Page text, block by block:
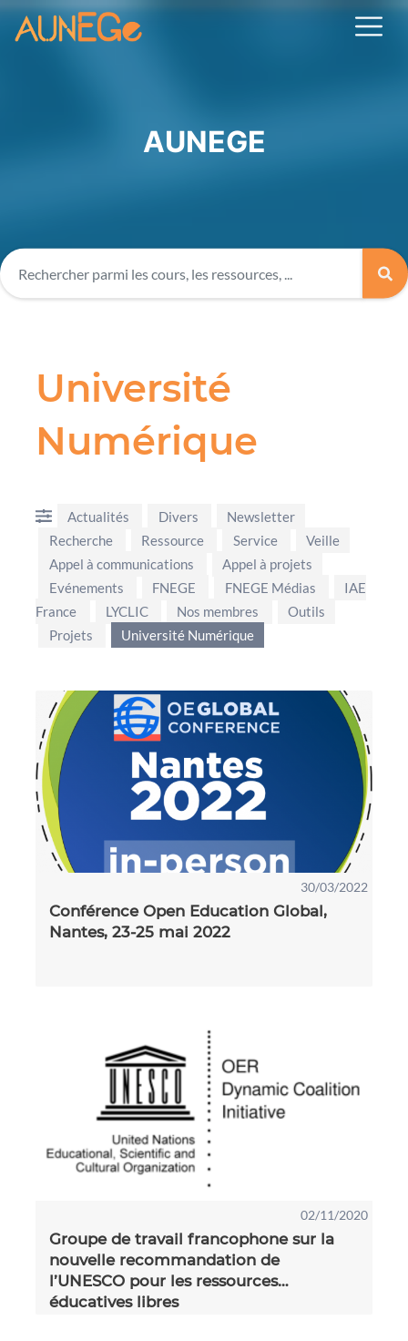
AUNEGE
Université
Numérique
Actualités Divers
Newsletter
Recherche
Ressource Service
Veille
Appel à communications
Appel à projets
Evénements
FNEGE FNEGE Médias
IAE
France
LYCLIC Nos membres
Outils
Projets
Université Numérique
30/03/2022
Conférence Open Education Global,
Nantes, 23-25 mai 2022
02/11/2020
Groupe de travail francophone sur la
nouvelle recommandation de
l’UNESCO pour les ressources
éducatives libres